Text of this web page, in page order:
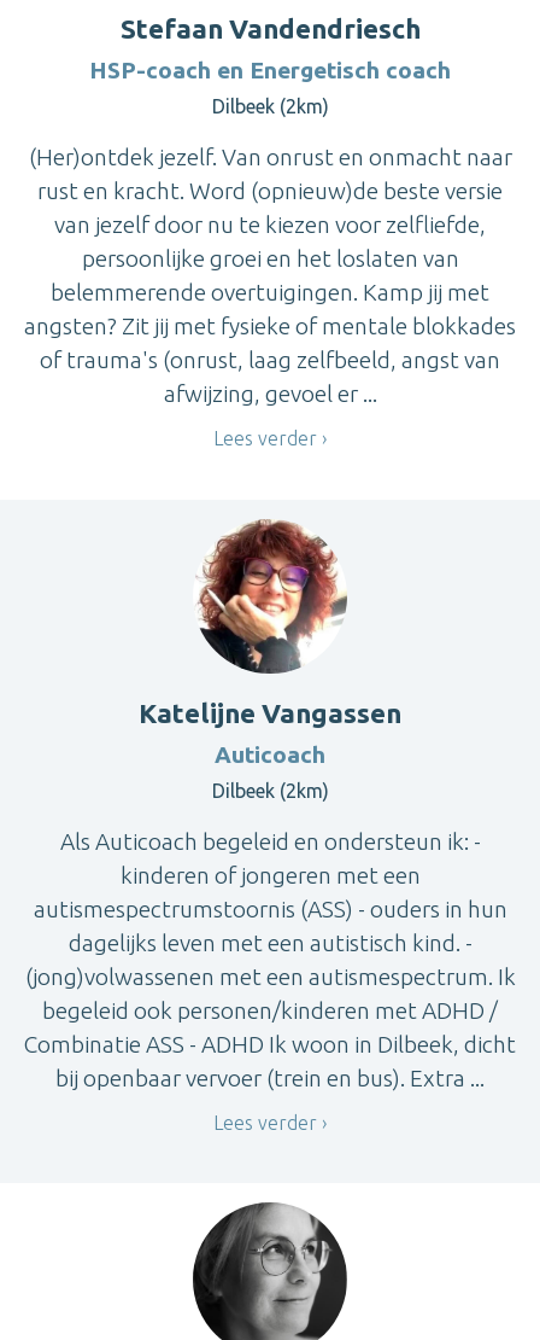
Stefaan Vandendriesch
HSP-coach en Energetisch coach
Dilbeek (2km)
(Her)ontdek jezelf. Van onrust en onmacht naar
rust en kracht. Word (opnieuw)de beste versie
van jezelf door nu te kiezen voor zelfliefde,
persoonlijke groei en het loslaten van
belemmerende overtuigingen. Kamp jij met
angsten? Zit jij met fysieke of mentale blokkades
of trauma's (onrust, laag zelfbeeld, angst van
afwijzing, gevoel er ...
Lees verder
Katelijne Vangassen
Auticoach
Dilbeek (2km)
Als Auticoach begeleid en ondersteun ik: -
kinderen of jongeren met een
autismespectrumstoornis (ASS) - ouders in hun
dagelijks leven met een autistisch kind. -
(jong)volwassenen met een autismespectrum. Ik
begeleid ook personen/kinderen met ADHD /
Combinatie ASS - ADHD Ik woon in Dilbeek, dicht
bij openbaar vervoer (trein en bus). Extra ...
Lees verder